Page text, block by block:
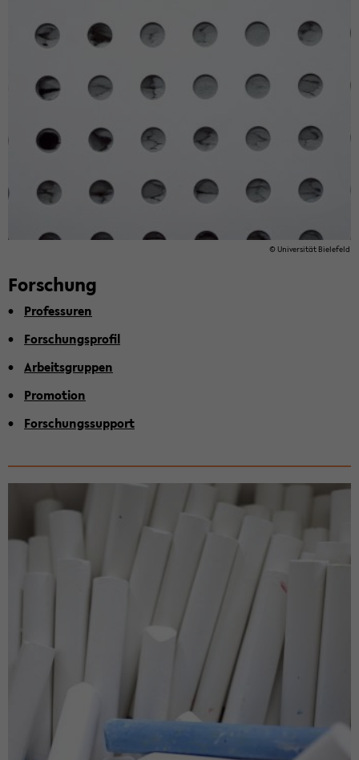
© Uni­ver­si­tät Bie­le­feld
For­schung
Pro­fes­su­ren
For­schungs­pro­fil
Ar­beits­grup­pen
Pro­mo­ti­on
For­schungs­sup­port